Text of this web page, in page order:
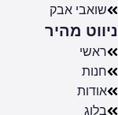
שואבי אבק
ניווט מהיר
ראשי
חנות
אודות
בלוג